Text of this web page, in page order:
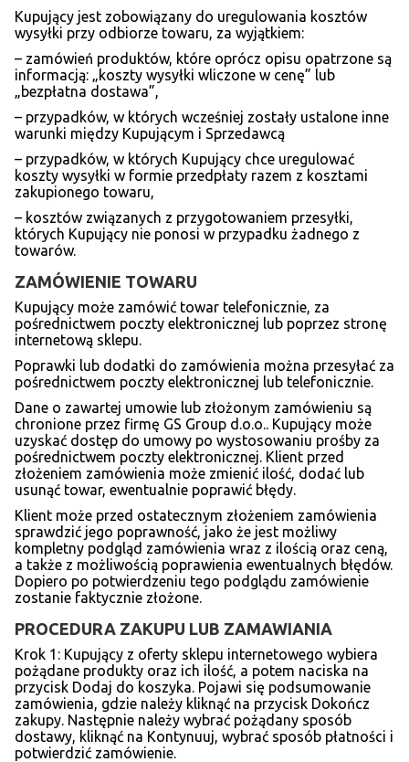
Kupujący jest zobowiązany do uregulowania kosztów
wysyłki przy odbiorze towaru, za wyjątkiem:
– zamówień produktów, które oprócz opisu opatrzone są
informacją: „koszty wysyłki wliczone w cenę” lub
„bezpłatna dostawa”,
– przypadków, w których wcześniej zostały ustalone inne
warunki między Kupującym i Sprzedawcą
– przypadków, w których Kupujący chce uregulować
koszty wysyłki w formie przedpłaty razem z kosztami
zakupionego towaru,
– kosztów związanych z przygotowaniem przesyłki,
których Kupujący nie ponosi w przypadku żadnego z
towarów.
ZAMÓWIENIE TOWARU
Kupujący może zamówić towar telefonicznie, za
pośrednictwem poczty elektronicznej lub poprzez stronę
internetową sklepu.
Poprawki lub dodatki do zamówienia można przesyłać za
pośrednictwem poczty elektronicznej lub telefonicznie.
Dane o zawartej umowie lub złożonym zamówieniu są
chronione przez firmę GS Group d.o.o.. Kupujący może
uzyskać dostęp do umowy po wystosowaniu prośby za
pośrednictwem poczty elektronicznej. Klient przed
złożeniem zamówienia może zmienić ilość, dodać lub
usunąć towar, ewentualnie poprawić błędy.
Klient może przed ostatecznym złożeniem zamówienia
sprawdzić jego poprawność, jako że jest możliwy
kompletny podgląd zamówienia wraz z ilością oraz ceną,
a także z możliwością poprawienia ewentualnych błędów.
Dopiero po potwierdzeniu tego podglądu zamówienie
zostanie faktycznie złożone.
PROCEDURA ZAKUPU LUB ZAMAWIANIA
Krok 1: Kupujący z oferty sklepu internetowego wybiera
pożądane produkty oraz ich ilość, a potem naciska na
przycisk Dodaj do koszyka. Pojawi się podsumowanie
zamówienia, gdzie należy kliknąć na przycisk Dokończ
zakupy. Następnie należy wybrać pożądany sposób
dostawy, kliknąć na Kontynuuj, wybrać sposób płatności i
potwierdzić zamówienie.